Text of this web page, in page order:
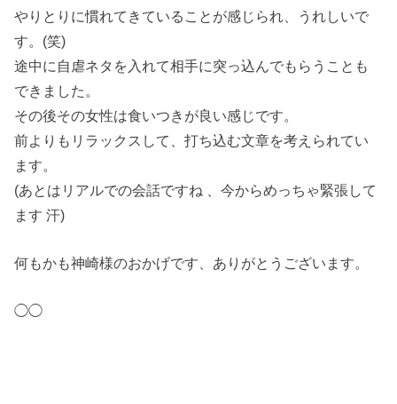
やりとりに慣れてきていることが感じられ、うれしいで
す。(笑)
途中に自虐ネタを入れて相手に突っ込んでもらうことも
できました。
その後その女性は食いつきが良い感じです。
前よりもリラックスして、打ち込む文章を考えられてい
ます。
(あとはリアルでの会話ですね 、今からめっちゃ緊張して
ます 汗)
何もかも神崎様のおかげです、ありがとうございます。
◯◯